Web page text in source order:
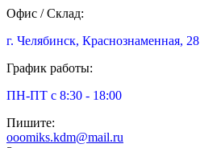
Офис / Склад:
г. Челябинск, Краснознаменная, 28
График работы:
ПН-ПТ с 8:30 - 18:00
Пишите:
ooomiks.kdm@mail.ru